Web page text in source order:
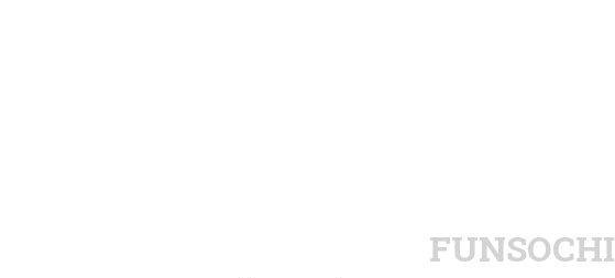
FUNSOCHI